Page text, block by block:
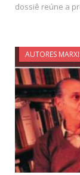
dossiê reúne a
AUTORES